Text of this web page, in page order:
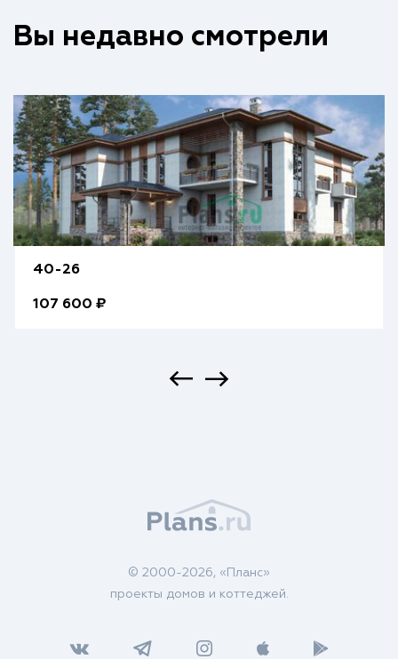
Вы недавно смотрели
40-26
107 600 ₽
© 2000-2026, «Планс»
проекты домов и коттеджей.